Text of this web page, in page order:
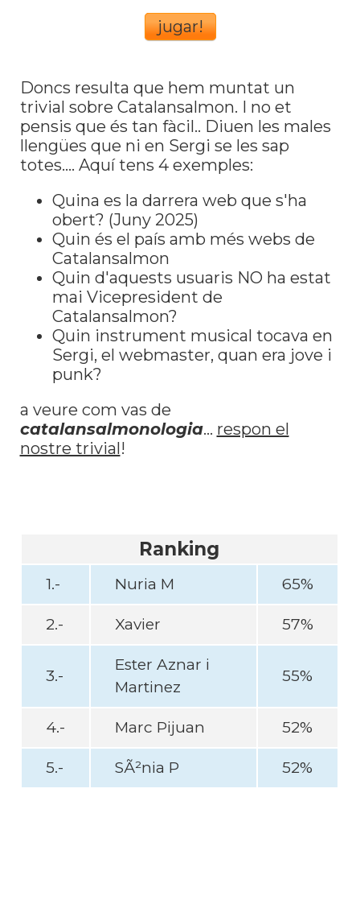
jugar!
Doncs resulta que hem muntat un
trivial sobre Catalansalmon. I no et
pensis que és tan fàcil.. Diuen les males
llengües que ni en Sergi se les sap
totes.... Aquí tens 4 exemples:
Quina es la darrera web que s'ha
obert? (Juny 2025)
Quin és el país amb més webs de
Catalansalmon
Quin d'aquests usuaris NO ha estat
mai Vicepresident de
Catalansalmon?
Quin instrument musical tocava en
Sergi, el webmaster, quan era jove i
punk?
a veure com vas de
catalansalmonologia... respon el
nostre trivial!
Ranking
1.- Nuria M 65%
2.- Xavier 57%
3.-
Ester Aznar i
Martinez
55%
4.- Marc Pijuan 52%
5.- SÃ²nia P 52%